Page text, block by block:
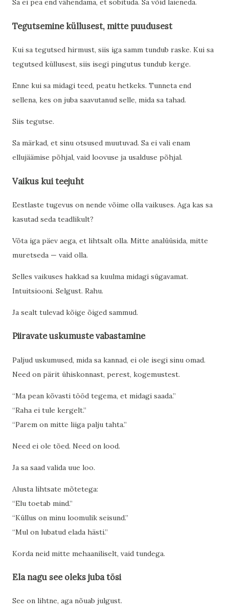
Sa ei pea end vähendama, et sobituda. Sa võid laieneda.
Tegutsemine küllusest, mitte puudusest
Kui sa tegutsed hirmust, siis iga samm tundub raske. Kui sa
tegutsed küllusest, siis isegi pingutus tundub kerge.
Enne kui sa midagi teed, peatu hetkeks. Tunneta end
sellena, kes on juba saavutanud selle, mida sa tahad.
Siis tegutse.
Sa märkad, et sinu otsused muutuvad. Sa ei vali enam
ellujäämise põhjal, vaid loovuse ja usalduse põhjal.
Vaikus kui teejuht
Eestlaste tugevus on nende võime olla vaikuses. Aga kas sa
kasutad seda teadlikult?
Võta iga päev aega, et lihtsalt olla. Mitte analüüsida, mitte
muretseda — vaid olla.
Selles vaikuses hakkad sa kuulma midagi sügavamat.
Intuitsiooni. Selgust. Rahu.
Ja sealt tulevad kõige õiged sammud.
Piiravate uskumuste vabastamine
Paljud uskumused, mida sa kannad, ei ole isegi sinu omad.
Need on pärit ühiskonnast, perest, kogemustest.
“Ma pean kõvasti tööd tegema, et midagi saada.”
“Raha ei tule kergelt.”
“Parem on mitte liiga palju tahta.”
Need ei ole tõed. Need on lood.
Ja sa saad valida uue loo.
Alusta lihtsate mõtetega:
“Elu toetab mind.”
“Küllus on minu loomulik seisund.”
“Mul on lubatud elada hästi.”
Korda neid mitte mehaaniliselt, vaid tundega.
Ela nagu see oleks juba tõsi
See on lihtne, aga nõuab julgust.